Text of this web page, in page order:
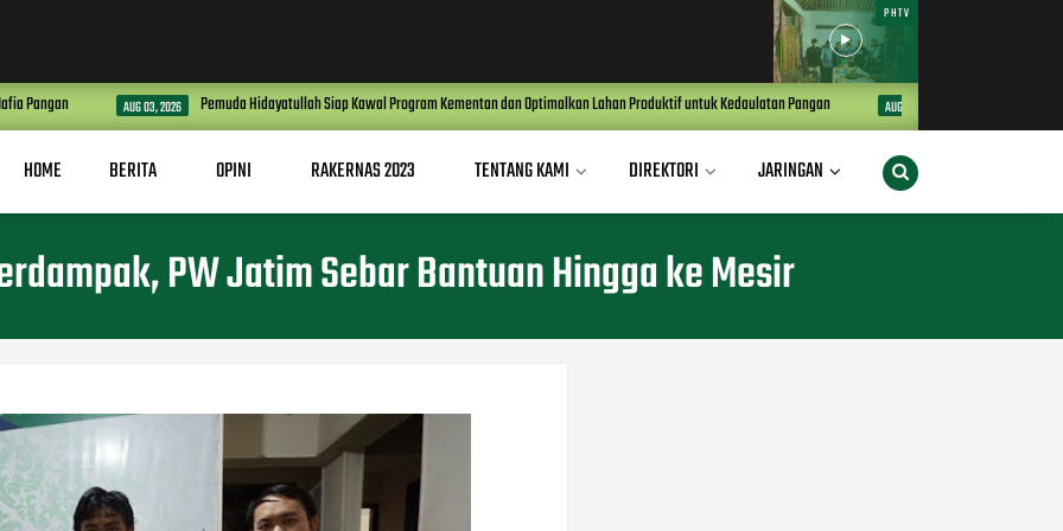
PHTV
03, 2026 Pemuda Hidayatullah Siap Kawal Program Kementan dan Optimalkan Lahan Produktif untuk Kedaulatan Pangan AUG 02, 2026 Pemuda yang Kehilangan Ruang Tumbuh
HOME BERITA OPINI RAKERNAS 2023 TENTANG KAMI DIREKTORI JARINGAN
PW Jatim Sebar Bantuan Hingga ke Mesir